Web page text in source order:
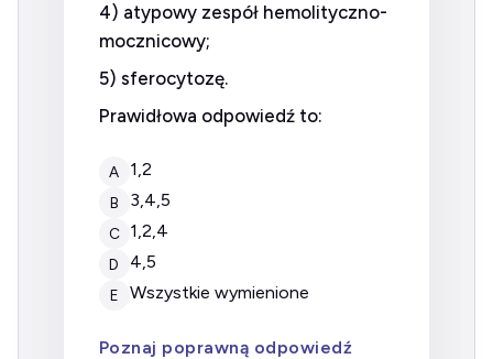
4) atypowy zespół hemolityczno-
mocznicowy;
5) sferocytozę.
Prawidłowa odpowiedź to:
A 1,2
B 3,4,5
C 1,2,4
D 4,5
E wszystkie wymienione
Poznaj poprawną odpowiedź